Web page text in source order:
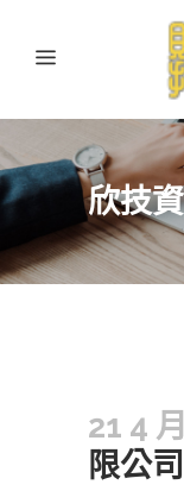
欣技
21 4 月
限公司